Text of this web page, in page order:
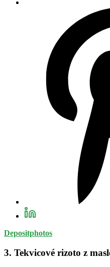
Depositphotos
3. Tekvicové rizoto z